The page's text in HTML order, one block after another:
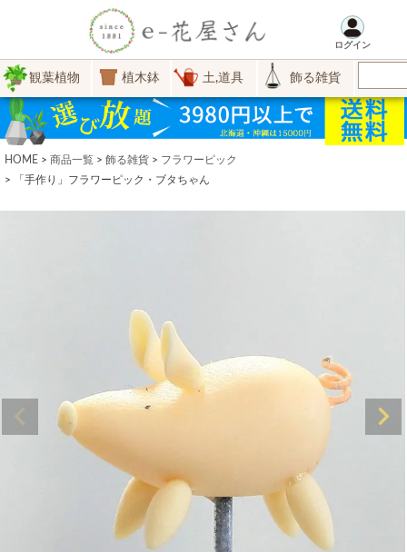
ログイン
観葉植物 植木鉢 土,道具 飾る雑貨
HOME 商品一覧 飾る雑貨
フラワーピック
「手作り」フラワーピック・ブタちゃん